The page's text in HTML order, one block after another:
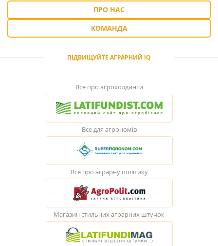
ПРО НАС
КОМАНДА
ПІДВИЩУЙТЕ АГРАРНИЙ IQ
Все про агрохолдинги
Все для агрономів
Все про аграрну політику
Магазин стильних аграрних штучок